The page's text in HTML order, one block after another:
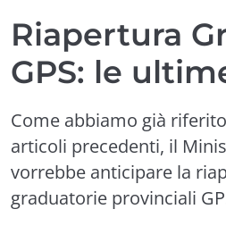
Riapertura
GPS: le
Come abbiamo già
articoli precedenti, il
vorrebbe anticipare la
graduatorie provinciali